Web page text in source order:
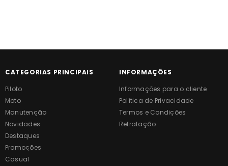
CATEGORIAS PRINCIPAIS
Piloto
Moto
Manutenção
Novidades
Destaques
Promoções
Casual
INFORMAÇÕES
Informações para o cliente
Política de Privacidade
Termos e Condições
Retratação